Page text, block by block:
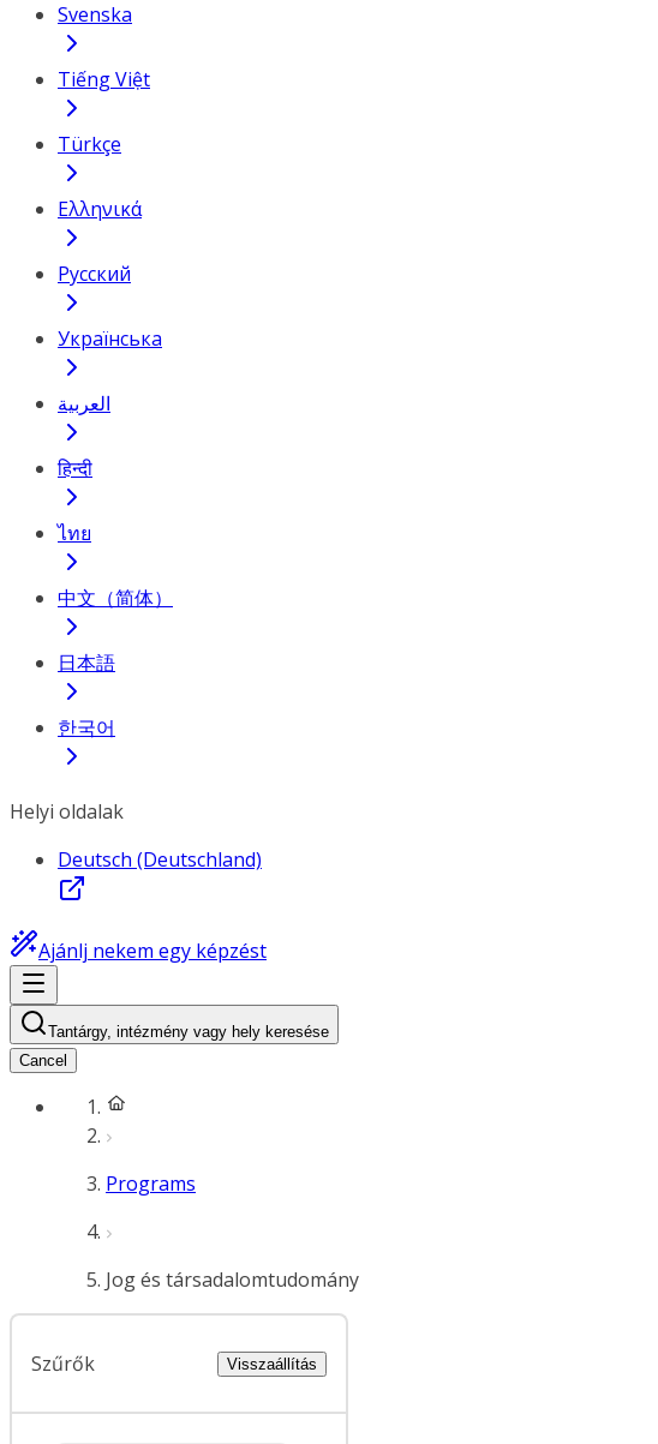
Svenska
Tiếng Việt
Türkçe
Ελληνικά
Русский
Українська
العربية
हिन्दी
ไทย
中文（简体）
日本語
한국어
Helyi oldalak
Deutsch (Deutschland)
Ajánlj nekem egy képzést
Tantárgy, intézmény vagy hely keresése
Cancel
Programs
Jog és társadalomtudomány
Szűrők Visszaállítás